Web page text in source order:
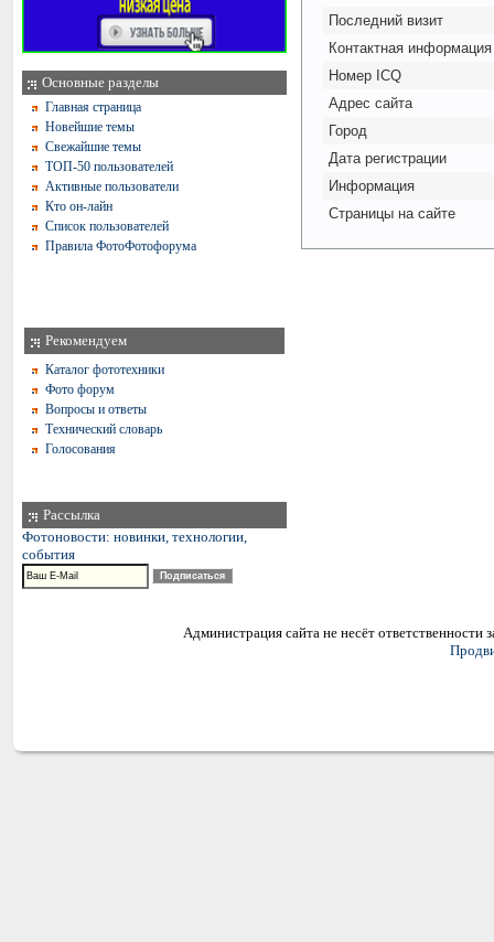
Основные разделы
Главная страница
Новейшие темы
Свежайшие темы
ТОП-50 пользователей
Активные пользователи
Кто он-лайн
Список пользователей
Правила ФотоФотофорума
Рекомендуем
Каталог фототехники
Фото форум
Вопросы и ответы
Технический словарь
Голосования
Рассылка
Фотоновости: новинки, технологии,
события
Последний визит
Контактная информация
Номер ICQ
Адрес сайта
Город
Дата регистрации
Информация
Страницы на сайте
Администрация сайта не несёт ответственности